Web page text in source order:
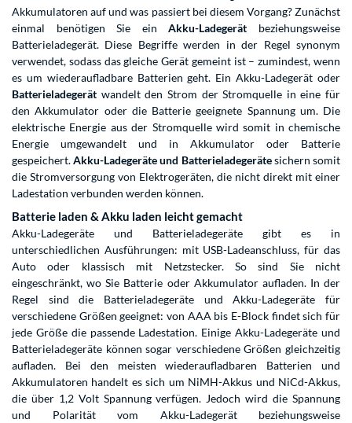
Akkumulatoren auf und was passiert bei diesem Vorgang? Zunächst
einmal benötigen Sie einAkku-Ladegerät beziehungsweise
Batterieladegerät. Diese Begriffe werden in der Regel synonym
verwendet, sodass das gleiche Gerät gemeint ist – zumindest, wenn
es um wiederaufladbare Batterien geht. Ein Akku-Ladegerät oder
Batterieladegerät wandelt den Strom der Stromquelle in eine für
den Akkumulator oder die Batterie geeignete Spannung um. Die
elektrische Energie aus der Stromquelle wird somit in chemische
Energie umgewandelt und in Akkumulator oder Batterie
gespeichert.Akku-Ladegeräte und Batterieladegerätesichern somit
die Stromversorgung von Elektrogeräten, die nicht direkt mit einer
Ladestation verbunden werden können.
Batterie laden & Akku laden leicht gemacht
Akku-Ladegeräte und Batterieladegeräte gibt es in
unterschiedlichen Ausführungen: mit USB-Ladeanschluss, für das
Auto oder klassisch mit Netzstecker. So sind Sie nicht
eingeschränkt, wo Sie Batterie oder Akkumulator aufladen. In der
Regel sind die Batterieladegeräte und Akku-Ladegeräte für
verschiedene Größen geeignet: von AAA bis E-Block findet sich für
jede Größe die passende Ladestation. Einige Akku-Ladegeräte und
Batterieladegeräte können sogar verschiedene Größen gleichzeitig
aufladen. Bei den meisten wiederaufladbaren Batterien und
Akkumulatoren handelt es sich um NiMH-Akkus und NiCd-Akkus,
die über 1,2 Volt Spannung verfügen. Jedoch wird die Spannung
und Polarität vom Akku-Ladegerät beziehungsweise